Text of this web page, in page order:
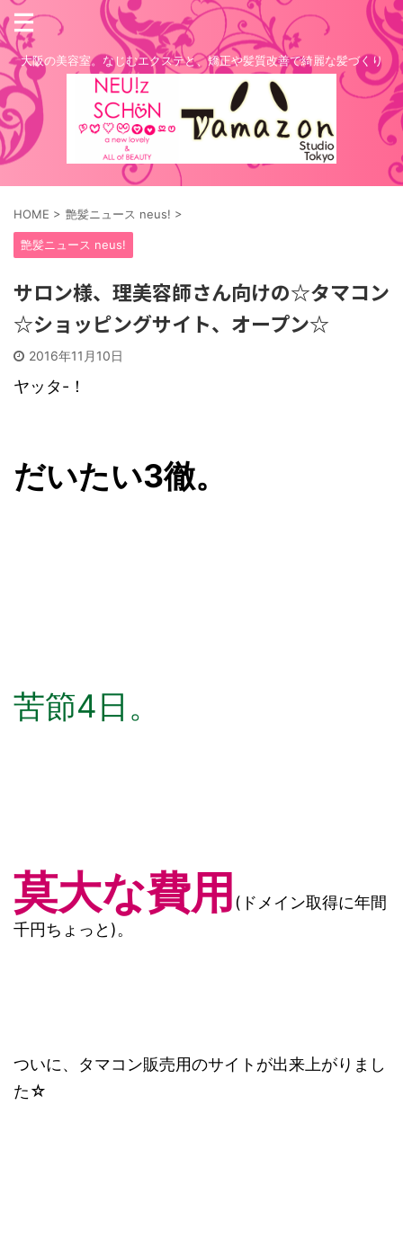
大阪の美容室。なじむエクステと、矯正や髪質改善で綺麗な髪づくり
HOME > 艶髪ニュース neus! >
艶髪ニュース neus!
サロン様、理美容師さん向けの☆タマコン
☆ショッピングサイト、オープン☆
2016年11月10日
ヤッタ-！
だいたい3徹。
苦節4日。
莫大な費用 (ドメイン取得に年間
千円ちょっと)。
ついに、タマコン販売用のサイトが出来上がりまし
た☆